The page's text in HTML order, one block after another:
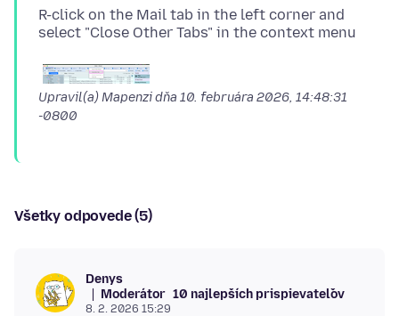
R-click on the Mail tab in the left corner and
Upravil(a) Mapenzi dňa 10. februára 2026, 14:48:31
-0800
Všetky odpovede (5)
Denys
Moderátor 10 najlepších prispievateľov
8. 2. 2026 15:29